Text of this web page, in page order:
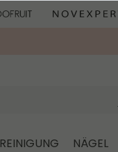
REINIGUNG NÄGEL